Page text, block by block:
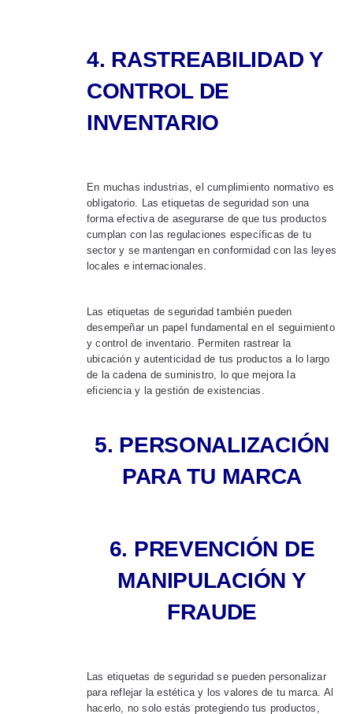
4. RASTREABILIDAD Y
CONTROL DE
INVENTARIO
En muchas industrias, el cumplimiento normativo es
obligatorio. Las etiquetas de seguridad son una
forma efectiva de asegurarse de que tus productos
cumplan con las regulaciones específicas de tu
sector y se mantengan en conformidad con las leyes
locales e internacionales.
Las etiquetas de seguridad también pueden
desempeñar un papel fundamental en el seguimiento
y control de inventario. Permiten rastrear la
ubicación y autenticidad de tus productos a lo largo
de la cadena de suministro, lo que mejora la
eficiencia y la gestión de existencias.
5. PERSONALIZACIÓN
PARA TU MARCA
6. PREVENCIÓN DE
MANIPULACIÓN Y
FRAUDE
Las etiquetas de seguridad se pueden personalizar
para reflejar la estética y los valores de tu marca. Al
hacerlo, no solo estás protegiendo tus productos,